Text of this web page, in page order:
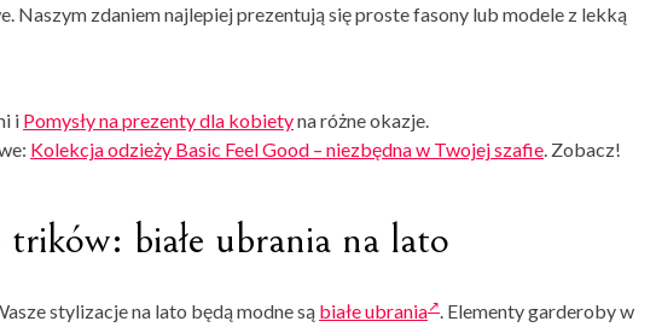
Naszym zdaniem najlepiej prezentują się proste fasony lub modele z lekką
i Pomysły na prezenty dla kobietyna różne okazje.
Kolekcja odzieży Basic Feel Good – niezbędna w Twojej szafie. Zobacz!
białe ubrania na lato
stylizacje na lato będą modne są białe ubrania . Elementy garderoby w